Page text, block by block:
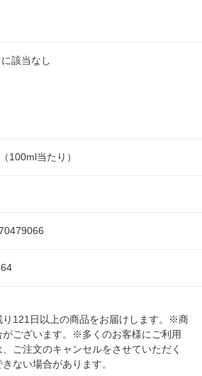
該当なし
100ml当たり）
121日以上の商品をお届けします。※商
ございます。※多くのお客様にご利用
ご注文のキャンセルをさせていただく
ない場合があります。